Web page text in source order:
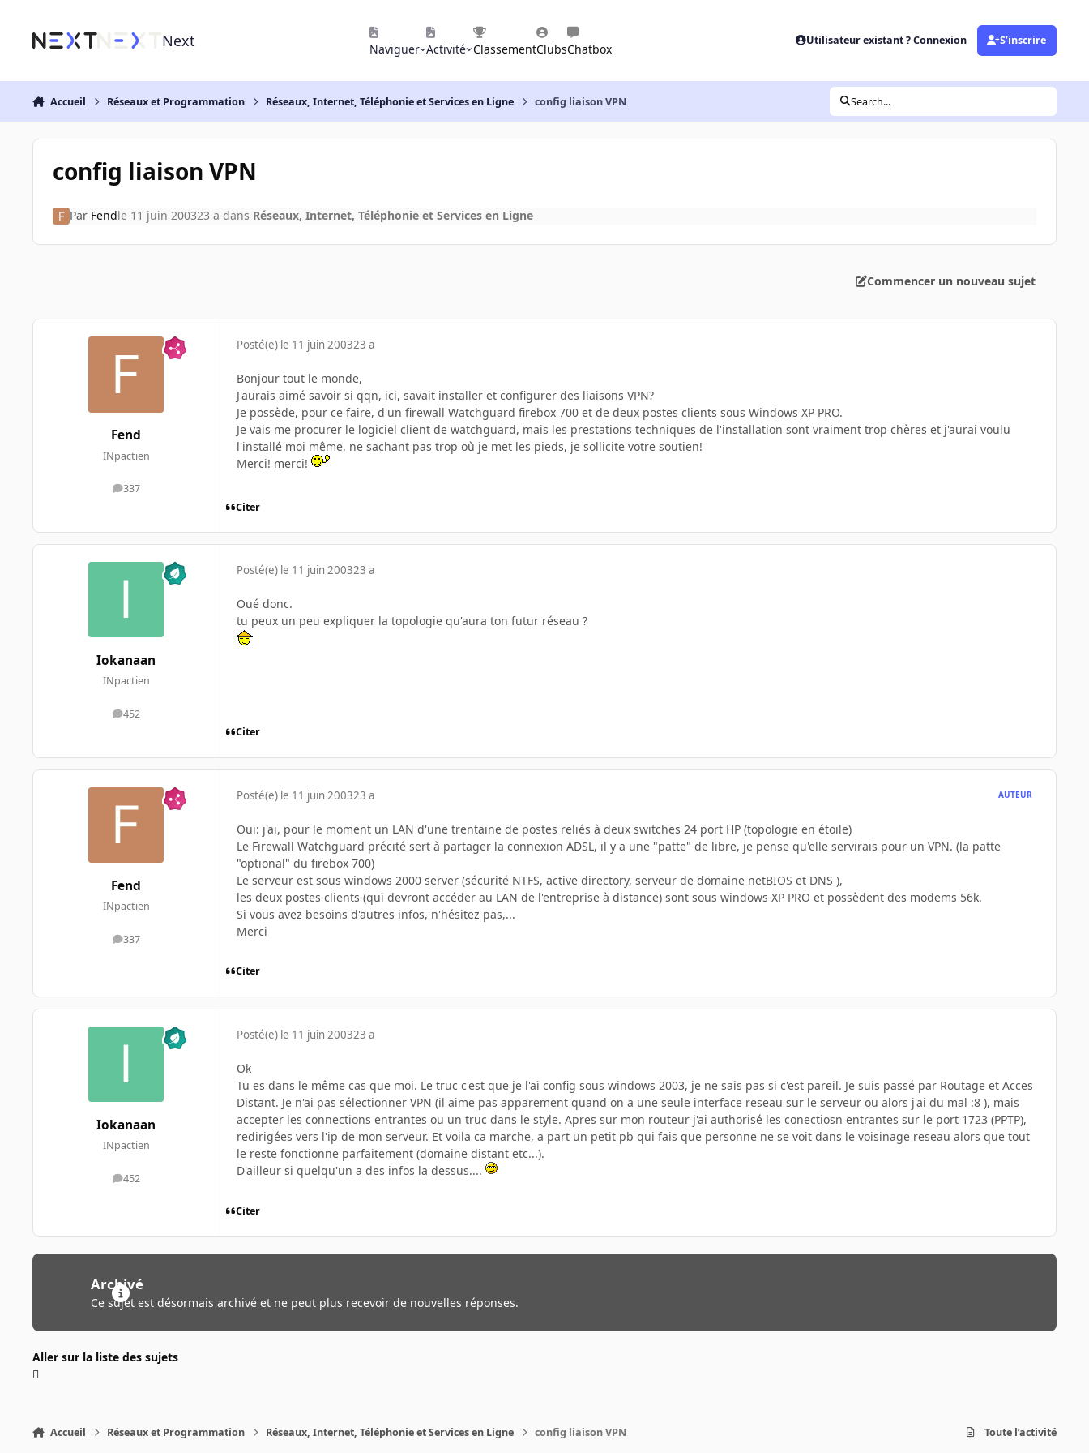
Next Naviguer Activité ClassementClubsChatbox
Utilisateur existant ? Connexion S’inscrire
Accueil Réseaux et Programmation Réseaux, Internet, Téléphonie et Services en Ligne config liaison VPN Search...
config liaison VPN
Par Fendle 11 juin 200323 a dans Réseaux, Internet, Téléphonie et Services en Ligne
Commencer un nouveau sujet
Fend
INpactien
337
messages
Posté(e) le 11 juin 200323 a
Bonjour tout le monde,
J'aurais aimé savoir si qqn, ici, savait installer et configurer des liaisons VPN?
Je possède, pour ce faire, d'un firewall Watchguard firebox 700 et de deux postes clients sous Windows XP PRO.
Je vais me procurer le logiciel client de watchguard, mais les prestations techniques de l'installation sont vraiment trop chères et j'aurai voulu
l'installé moi même, ne sachant pas trop où je met les pieds, je sollicite votre soutien!
Merci! merci!
Citer
Iokanaan
INpactien
452
messages
Posté(e) le 11 juin 200323 a
Oué donc.
tu peux un peu expliquer la topologie qu'aura ton futur réseau ?
Citer
Fend
INpactien
337
messages
Posté(e) le 11 juin 200323 a AUTEUR
Oui: j'ai, pour le moment un LAN d'une trentaine de postes reliés à deux switches 24 port HP (topologie en étoile)
Le Firewall Watchguard précité sert à partager la connexion ADSL, il y a une "patte" de libre, je pense qu'elle servirais pour un VPN. (la patte
"optional" du firebox 700)
Le serveur est sous windows 2000 server (sécurité NTFS, active directory, serveur de domaine netBIOS et DNS ),
les deux postes clients (qui devront accéder au LAN de l'entreprise à distance) sont sous windows XP PRO et possèdent des modems 56k.
Si vous avez besoins d'autres infos, n'hésitez pas,...
Merci
Citer
Iokanaan
INpactien
452
messages
Posté(e) le 11 juin 200323 a
Ok
Tu es dans le même cas que moi. Le truc c'est que je l'ai config sous windows 2003, je ne sais pas si c'est pareil. Je suis passé par Routage et Acces
Distant. Je n'ai pas sélectionner VPN (il aime pas apparement quand on a une seule interface reseau sur le serveur ou alors j'ai du mal :8 ), mais
accepter les connections entrantes ou un truc dans le style. Apres sur mon routeur j'ai authorisé les conectiosn entrantes sur le port 1723 (PPTP),
redirigées vers l'ip de mon serveur. Et voila ca marche, a part un petit pb qui fais que personne ne se voit dans le voisinage reseau alors que tout
le reste fonctionne parfaitement (domaine distant etc...).
D'ailleur si quelqu'un a des infos la dessus....
Citer
Archivé
Ce sujet est désormais archivé et ne peut plus recevoir de nouvelles réponses.
Aller sur la liste des sujets
Accueil Réseaux et Programmation Réseaux, Internet, Téléphonie et Services en Ligne config liaison VPN Toute l’activité